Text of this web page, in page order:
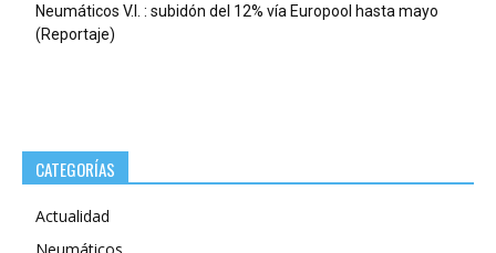
Neumáticos V.I. : subidón del 12% vía Europool hasta mayo
(Reportaje)
CATEGORÍAS
Actualidad
Neumáticos